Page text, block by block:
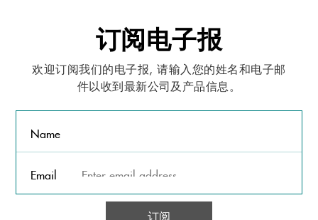
订阅电子报
欢迎订阅我们的电子报, 请输入您的姓名和电子邮
件以收到最新公司及产品信息。
Name
Email
订阅